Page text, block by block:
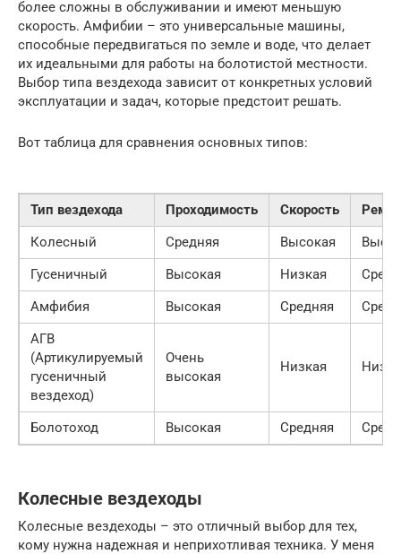
более сложны в обслуживании и имеют меньшую
скорость. Амфибии – это универсальные машины,
способные передвигаться по земле и воде, что делает
их идеальными для работы на болотистой местности.
Выбор типа вездехода зависит от конкретных условий
эксплуатации и задач, которые предстоит решать.
Вот таблица для сравнения основных типов:
Тип вездехода Проходимость Скорость
Колесный
Средняя Высокая
Гусеничный
Высокая Низкая
Амфибия
Высокая Средняя
АГВ
(Артикулируемый
гусеничный
вездеход)
Очень
высокая
Низкая
Болотоход Высокая Средняя
Колесные вездеходы
Колесные вездеходы – это отличный выбор для тех,
кому нужна надежная и неприхотливая техника. У меня